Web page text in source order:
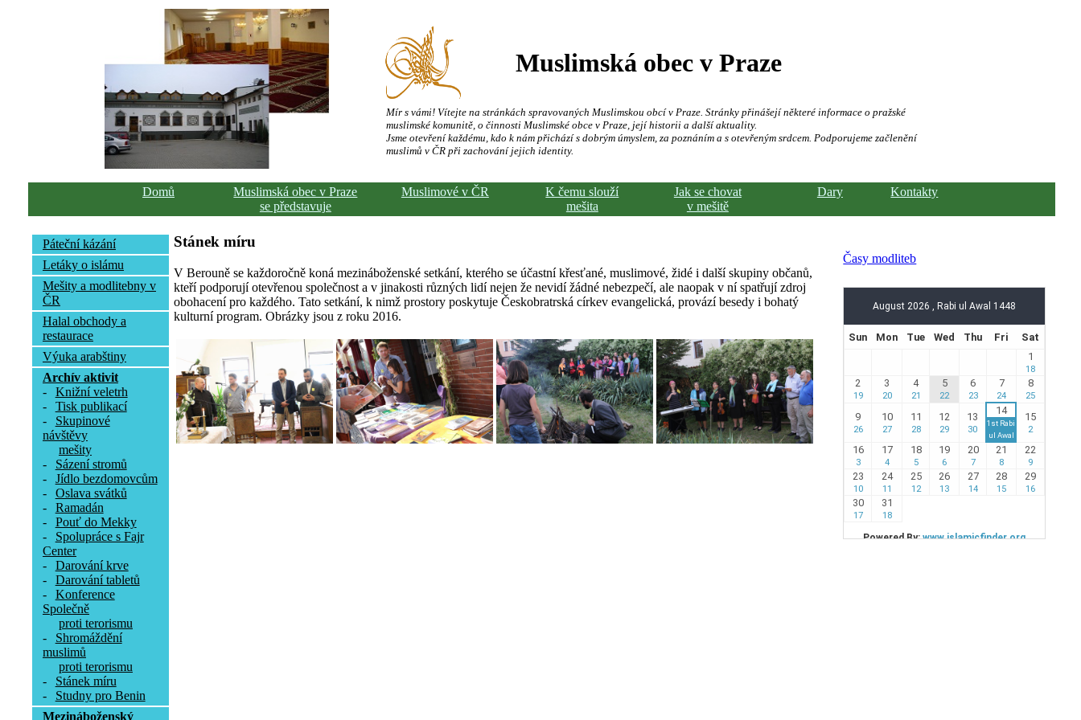
Muslimská obec v Praze
Mír s vámi! Vítejte na stránkách spravovaných Muslimskou obcí v Praze. Stránky přinášejí některé informace o pražské
muslimské komunitě, o činnosti Muslimské obce v Praze, její historii a další aktuality.
Jsme otevření každému, kdo k nám přichází s dobrým úmyslem, za poznáním a s otevřeným srdcem. Podporujeme začlenění
muslimů v ČR při zachování jejich identity.
Domů
Muslimská obec v Praze
se představuje
Muslimové v ČR
K čemu slouží
mešita
Jak se chovat
v mešitě
Dary Kontakty
Páteční kázání
Letáky o islámu
Mešity a modlitebny v
ČR
Halal obchody a
restaurace
Výuka arabštiny
Archív aktivit
-
Knižní veletrh
-
Tisk publikací
-
Skupinové
návštěvy
mešity
-
Sázení stromů
-
Jídlo bezdomovcům
-
Oslava svátků
-
Ramadán
-
Pouť do Mekky
-
Spolupráce s Fajr
Center
-
Darování krve
-
Darování tabletů
-
Konference
Společně
proti terorismu
-
Shromáždění
muslimů
proti terorismu
-
Stánek míru
-
Studny pro Benin
Mezináboženský
Stánek míru
V Berouně se každoročně koná mezináboženské setkání, kterého se účastní křesťané, muslimové, židé i další skupiny občanů,
kteří podporují otevřenou společnost a v jinakosti různých lidí nejen že nevidí žádné nebezpečí, ale naopak v ní spatřují zdroj
obohacení pro každého. Tato setkání, k nimž prostory poskytuje Českobratrská církev evangelická, provází besedy i bohatý
kulturní program. Obrázky jsou z roku 2016.
Časy modliteb